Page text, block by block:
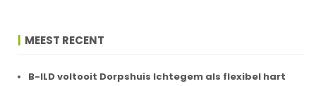
MEEST RECENT
B-ILD voltooit Dorpshuis Ichtegem als flexibel hart